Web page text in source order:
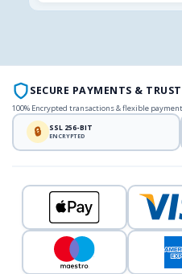
SECURE PAYMENTS & TRUST
100% Encrypted transactions & flexible
🔒 SSL 256-BIT
ENCRYPTED